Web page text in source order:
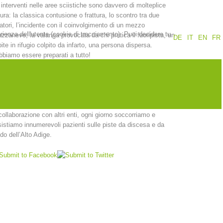
Rapporti annuali
Formazione
nelle aree sciistiche sono davvero di molteplice
la classica contusione o frattura, lo scontro tra due
l’incidente con il coinvolgimento di un mezzo
la valanga provocata da chi pratica il fuoripista, un
in rifugio colpito da infarto, una persona dispersa.
essere preparati a tutto!
con altri enti, ogni giorno soccorriamo e
innumerevoli pazienti sulle piste da discesa e da
dell’Alto Adige.
DE
IT EN FR
dell'utente (cookie di tracciamento). Puoi decidere tu